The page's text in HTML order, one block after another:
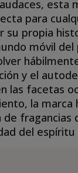
esta
para
su propia
móvil
y el
las facetas
la marca
de fragancias
del espíritu